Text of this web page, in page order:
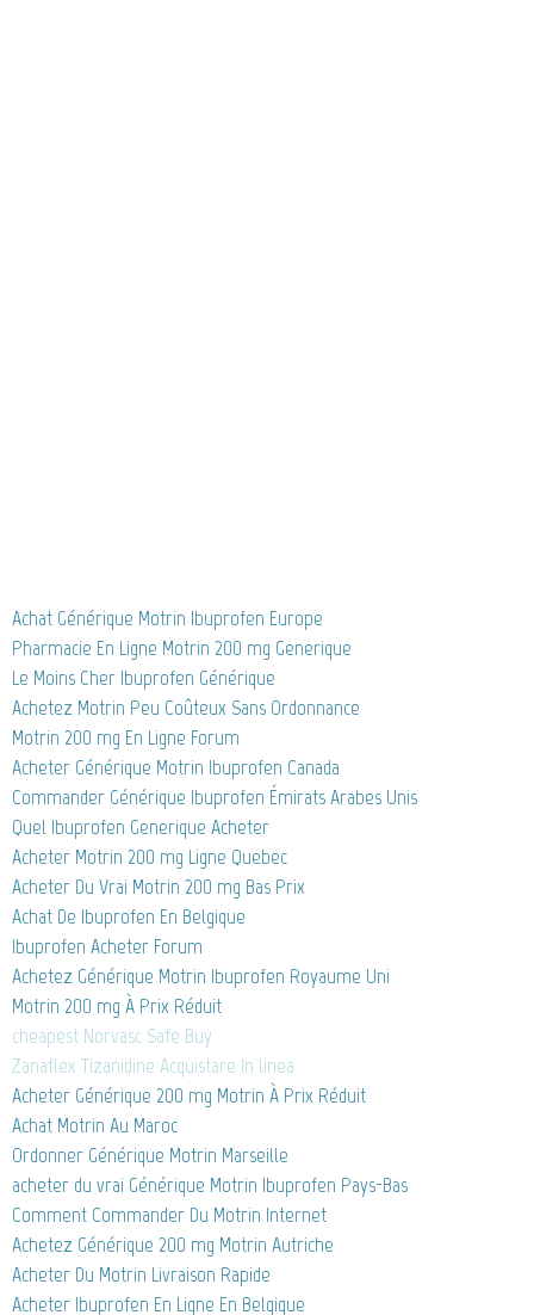
Achat Générique Motrin Ibuprofen Europe
Pharmacie En Ligne Motrin 200 mg Generique
Le Moins Cher Ibuprofen Générique
Achetez Motrin Peu Coûteux Sans Ordonnance
Motrin 200 mg En Ligne Forum
Acheter Générique Motrin Ibuprofen Canada
Commander Générique Ibuprofen Émirats Arabes Unis
Quel Ibuprofen Generique Acheter
Acheter Motrin 200 mg Ligne Quebec
Acheter Du Vrai Motrin 200 mg Bas Prix
Achat De Ibuprofen En Belgique
Ibuprofen Acheter Forum
Achetez Générique Motrin Ibuprofen Royaume Uni
Motrin 200 mg À Prix Réduit
cheapest Norvasc Safe Buy
Zanaflex Tizanidine Acquistare In linea
Acheter Générique 200 mg Motrin À Prix Réduit
Achat Motrin Au Maroc
Ordonner Générique Motrin Marseille
acheter du vrai Générique Motrin Ibuprofen Pays-Bas
Comment Commander Du Motrin Internet
Achetez Générique 200 mg Motrin Autriche
Acheter Du Motrin Livraison Rapide
Acheter Ibuprofen En Ligne En Belgique